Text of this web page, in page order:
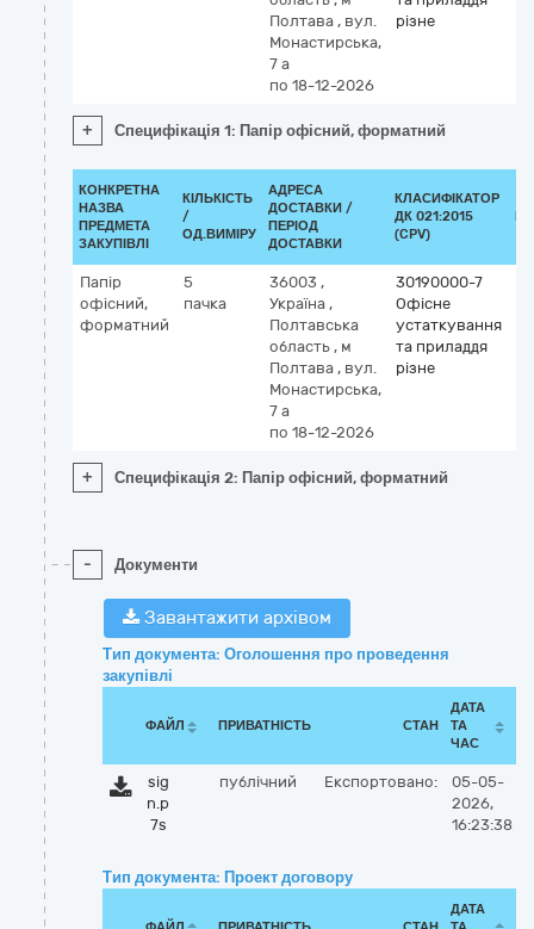
Полтава , вул.
Монастирська,
7 а
по 18-12-2026
різне
+ Специфікація 1: Папір офісний, форматний
КОНКРЕТНА
НАЗВА
ПРЕДМЕТА
ЗАКУПІВЛІ
КІЛЬКІСТЬ
/
ОД.ВИМІРУ
АДРЕСА
ДОСТАВКИ /
ПЕРІОД
ДОСТАВКИ
КЛАСИФІКАТОР
ДК 021:2015
(CPV)
Папір
офісний,
форматний
5
пачка
36003 ,
Україна ,
Полтавська
область , м
Полтава , вул.
Монастирська,
7 а
по 18-12-2026
30190000-7
Офісне
устаткування
та приладдя
різне
+ Специфікація 2: Папір офісний, форматний
- Документи
Завантажити архівом
Тип документа: Оголошення про проведення
закупівлі
ФАЙЛ ПРИВАТНІСТЬ СТАН
ДАТА
ТА
ЧАС
sig
n.p
7s
публічний Експортовано:
05-05-
2026,
16:23:38
Тип документа: Проект договору
ДАТА